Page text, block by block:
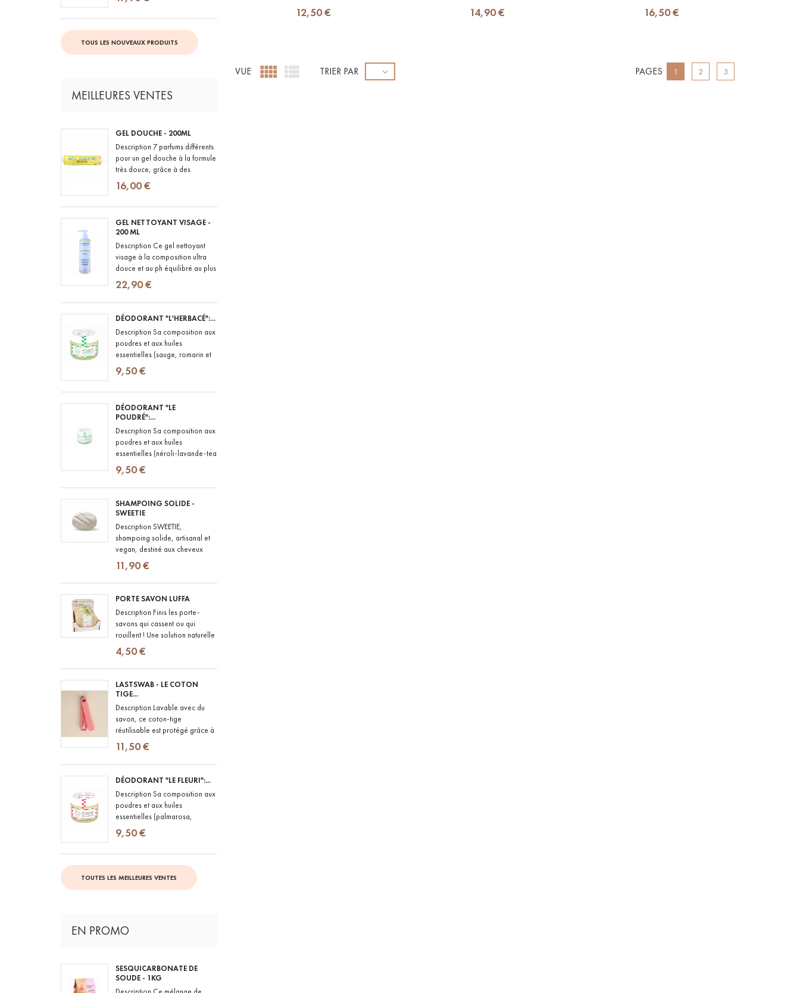
grâce à sa...
TOUS LES NOUVEAUX PRODUITS
MEILLEURES VENTES
GEL DOUCHE - 200ML
Description 7 parfums différents
pour un gel douche à la formule
très douce, grâce à des
ingrédients naturels et BIO et
des parfums 100% d'origine...
16,00 €
GEL NETTOYANT VISAGE -
200 ML
Description Ce gel nettoyant
visage à la composition ultra
douce et au ph équilibré au plus
proche de celui de la peau,
convient aux peaux les plus...
22,90 €
DÉODORANT "L'HERBACÉ":...
Description Sa composition aux
poudres et aux huiles
essentielles (sauge, romarin et
menthe poivrée) lui confère le
pouvoir de lutter contre les...
9,50 €
DÉODORANT "LE
POUDRÉ":...
Description Sa composition aux
poudres et aux huiles
essentielles (néroli-lavande-tea
tree) lui confère le pouvoir de
lutter contre les bactéries...
9,50 €
SHAMPOING SOLIDE -
SWEETIE
Description SWEETIE,
shampoing solide, artisanal et
vegan, destiné aux cheveux
normaux à secs, colorés ou
difficiles à démêler. Composé...
11,90 €
PORTE SAVON LUFFA
Description Finis les porte-
savons qui cassent ou qui
rouillent ! Une solution naturelle
pour poser votre savon en
toute simplicité, sur le bord de...
4,50 €
LASTSWAB - LE COTON
TIGE...
Description Lavable avec du
savon, ce coton-tige
réutilisable est protégé grâce à
un étui en PLA de maïs,
biodégradable
11,50 €
DÉODORANT "LE FLEURI":...
Description Sa composition aux
poudres et aux huiles
essentielles (palmarosa,
lavande vraie, geranium rosat)
lui confère le pouvoir de lutter...
9,50 €
TOUTES LES MEILLEURES VENTES
EN PROMO
SESQUICARBONATE DE
SOUDE - 1KG
12,50 € 14,90 € 16,50 €
VUE   TRIER PAR  PAGES 1 2 3